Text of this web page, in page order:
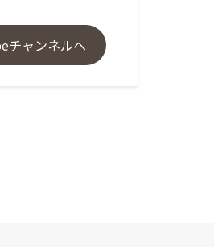
チャンネルへ